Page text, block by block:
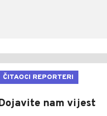
ČITAOCI REPORTERI
nam vijest